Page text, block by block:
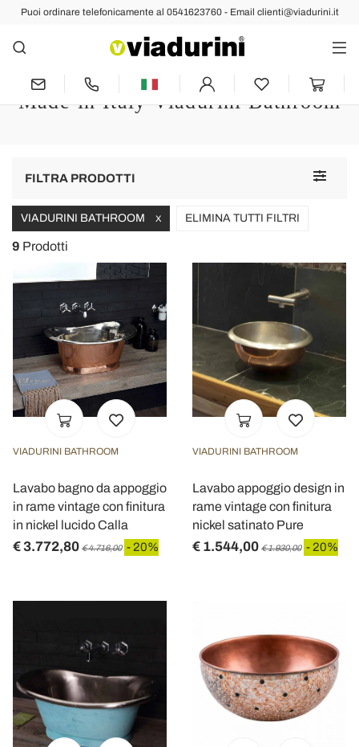
Puoi ordinare telefonicamente al 0541623760 - Email clienti@viadurini.it
Lavabi in Rame per Bagno dal
Design Moderno Fatti a Mano
Made in Italy Viadurini Bathroom
Toggle
FILTRA PRODOTTI
VIADURINI BATHROOM X ELIMINA TUTTI FILTRI
9 Prodotti
VIADURINI BATHROOM
Lavabo bagno da appoggio
in rame vintage con finitura
in nickel lucido Calla
€ 3.772,80 € 4.716,00 - 20%
VIADURINI BATHROOM
Lavabo appoggio design in
rame vintage con finitura
nickel satinato Pure
€ 1.544,00 € 1.930,00 - 20%